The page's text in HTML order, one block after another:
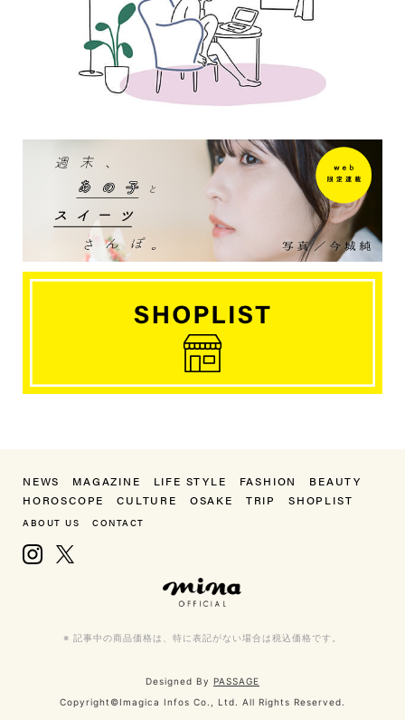
NEWS MAGAZINE LIFE STYLE FASHION
BEAUTY
HOROSCOPE
CULTURE OSAKE TRIP SHOPLIST
ABOUT US CONTACT
Instagram
※ 記事中の商品価格は、特に表記がない場合は税込価格です。
Designed By PASSAGE
Copyright©Imagica Infos Co., Ltd. All Rights Reserved.